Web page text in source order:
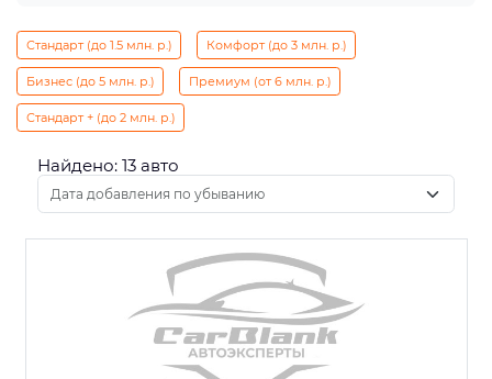
Стандарт (до 1.5 млн. р.) Комфорт (до 3 млн. р.)
Бизнес (до 5 млн. р.) Премиум (от 6 млн. р.)
Стандарт + (до 2 млн. р.)
Найдено: 13 авто